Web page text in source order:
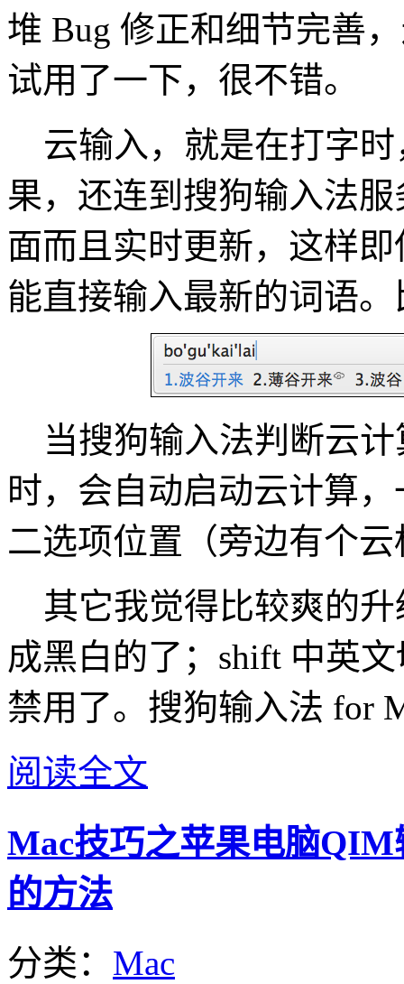
堆 Bug 修正和细节完善
试用了一下，很不错。
云输入，就是在打字时
果，还连到搜狗输入法
面而且实时更新，这样
能直接输入最新的词语
当搜狗输入法判断云计
时，会自动启动云计算
二选项位置（旁边有个
其它我觉得比较爽的升
成黑白的了；shift 中英
禁用了。搜狗输入法 for
阅读全文
Mac技巧之苹果电脑
的方法
分类： Mac